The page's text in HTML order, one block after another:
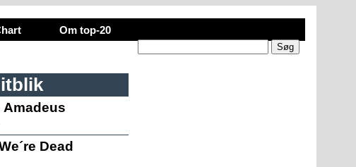
Om top-20
Amadeus
Dead